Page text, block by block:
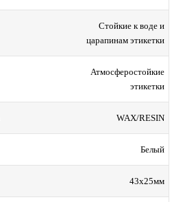
Стойкие к воде и
царапинам этикетки
Атмосферостойкие
этикетки
WAX/RESIN
Белый
43х25мм